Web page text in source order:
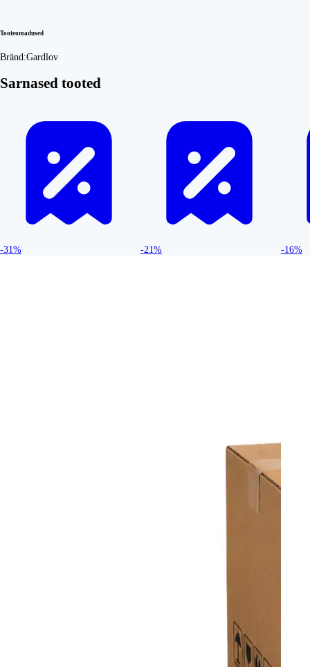
Tooteomadused
Bränd:Gardlov
Sarnased tooted
-31% -21% -16%